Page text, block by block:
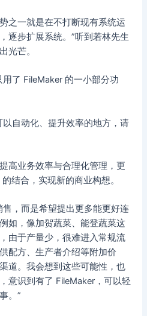
之一就是在不打断现有系统运
逐步扩展系统。”听到若林先生
光芒。
了 FileMaker 的一小部分功
自动化、提升效率的地方，请
高业务效率与合理化管理，更
结合，实现新的商业构想。
，而是希望提出更多能更好连
如，像加贺蔬菜、能登蔬菜这
由于产量少，很难进入常规流
配方、生产者介绍等附加价
道。我会想到这些可能性，也
意识到有了 FileMaker，可以轻
。”